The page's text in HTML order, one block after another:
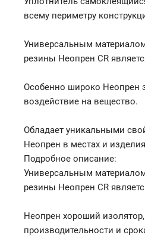
всему периметру
Универсальным
резины Неопрен CR
Особенно широко Неопрен
воздействие на вещество.
Обладает уникальными
Неопрен в местах и
Подробное описание:
Универсальным
резины Неопрен CR
Неопрен хороший
производительности и